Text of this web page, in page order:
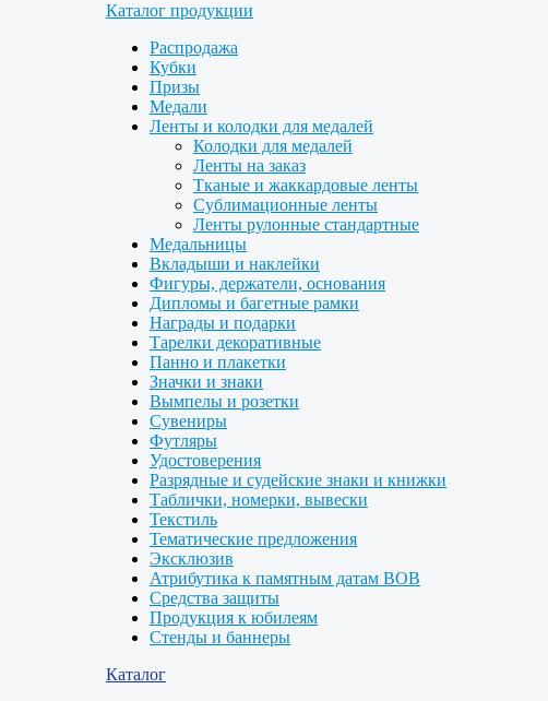
Каталог продукции
Распродажа
Кубки
Призы
Медали
Ленты и колодки для медалей
Колодки для медалей
Ленты на заказ
Тканые и жаккардовые ленты
Сублимационные ленты
Ленты рулонные стандартные
Медальницы
Вкладыши и наклейки
Фигуры, держатели, основания
Дипломы и багетные рамки
Награды и подарки
Тарелки декоративные
Панно и плакетки
Значки и знаки
Вымпелы и розетки
Сувениры
Футляры
Удостоверения
Разрядные и судейские знаки и книжки
Таблички, номерки, вывески
Текстиль
Тематические предложения
Эксклюзив
Атрибутика к памятным датам ВОВ
Средства защиты
Продукция к юбилеям
Стенды и баннеры
Каталог